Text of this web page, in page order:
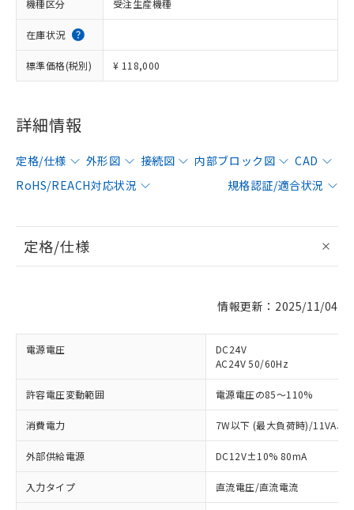
機種区分 受注生産機種
在庫状況
標準価格(税別) ¥ 118,000
詳細情報
定格/仕様 外形図 接続図 内部ブロック図
CAD
RoHS/REACH対応状況
規格認証/適合状況
定格/仕様
情報更新：2025/11/04
電源電圧
DC24V
AC24V 50/60Hz
許容電圧変動範囲 電源電圧の85～110%
消費電力 7W以下 (最大負荷時)/11VA以
外部供給電源 DC12V±10% 80mA
入力タイプ 直流電圧/直流電流